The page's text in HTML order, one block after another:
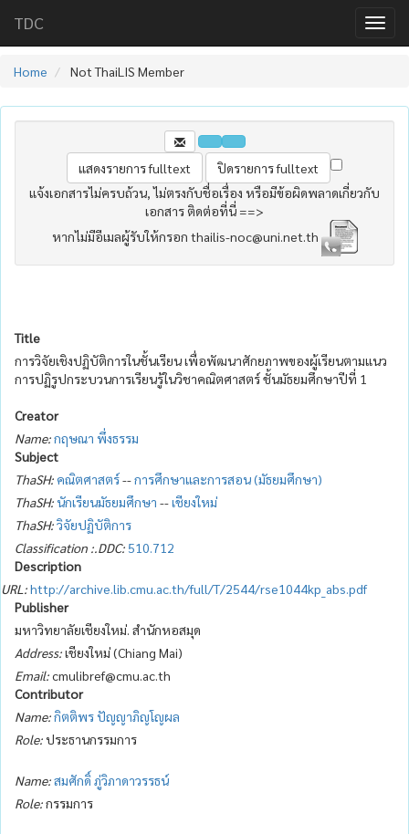
TDC
Home Not ThaiLIS Member
แจ้งเอกสารไม่ครบถ้วน, ไม่ตรงกับชื่อเรื่อง หรือมีข้อผิดพลาดเกี่ยวกับ
เอกสาร ติดต่อที่นี่ ==>
หากไม่มีอีเมลผู้รับให้กรอก thailis-noc@uni.net.th
Title
การวิจัยเชิงปฏิบัติการในชั้นเรียน เพื่อพัฒนาศักยภาพของผู้เรียนตามแนว
การปฏิรูปกระบวนการเรียนรู้ในวิชาคณิตศาสตร์ ชั้นมัธยมศึกษาปีที่ 1
Creator
Name:กฤษณา พึ่งธรรม
Subject
ThaSH: คณิตศาสตร์--การศึกษาและการสอน (มัธยมศึกษา)
ThaSH:นักเรียนมัธยมศึกษา --เชียงใหม่
ThaSH:วิจัยปฏิบัติการ
Classification :.DDC: 510.712
Description
URL:http://archive.lib.cmu.ac.th/full/T/2544/rse1044kp_abs.pdf
Publisher
มหาวิทยาลัยเชียงใหม่. สำนักหอสมุด
Address:เชียงใหม่ (Chiang Mai)
Email:cmulibref@cmu.ac.th
Contributor
Name:กิตติพร ปัญญาภิญโญผล
Role:ประธานกรรมการ
Name:สมศักดิ์ ภู่วิภาดาวรรธน์
Role:กรรมการ